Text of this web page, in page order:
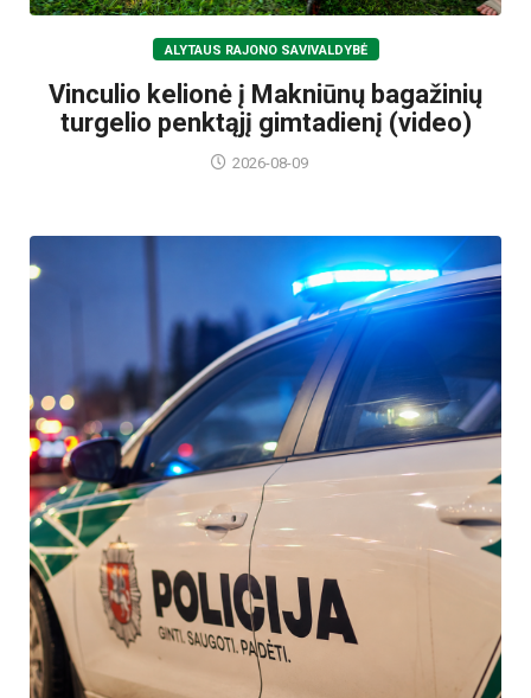
ALYTAUS RAJONO SAVIVALDYBĖ
Vinculio kelionė į Makniūnų bagažinių
turgelio penktąjį gimtadienį (video)
2026-08-09